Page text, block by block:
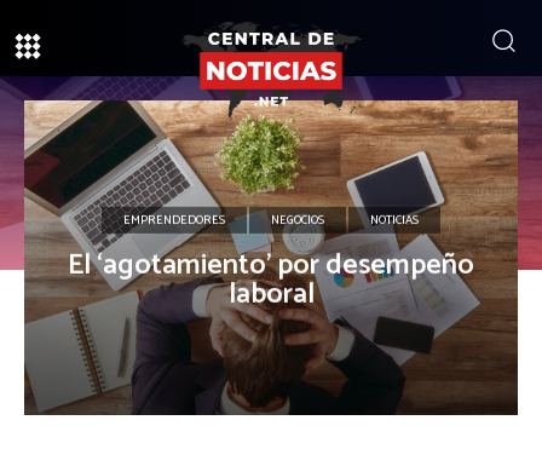
EMPRENDEDORES NEGOCIOS NOTICIAS
El ‘agotamiento’ por desempeño
laboral